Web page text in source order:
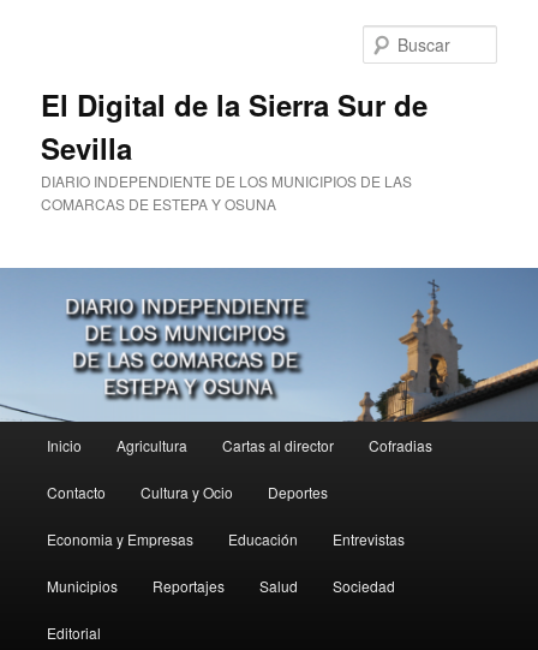
El Digital de la Sierra Sur de
Sevilla
DIARIO INDEPENDIENTE DE LOS MUNICIPIOS DE LAS
COMARCAS DE ESTEPA Y OSUNA
principal
Inicio Agricultura Cartas al director Cofradias
Contacto Cultura y Ocio Deportes
Economia y Empresas Educación Entrevistas
Municipios Reportajes Salud Sociedad
Editorial